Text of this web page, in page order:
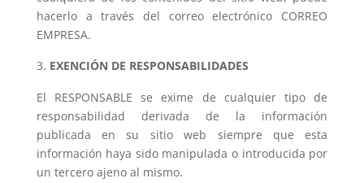
hacerlo a través del correo electrónico CORREO
EMPRESA.
EXENCIÓN DE RESPONSABILIDADES
El RESPONSABLE se exime de cualquier tipo de
responsabilidad derivada de la información
publicada en su sitio web siempre que esta
información haya sido manipulada o introducida por
un tercero ajeno al mismo.